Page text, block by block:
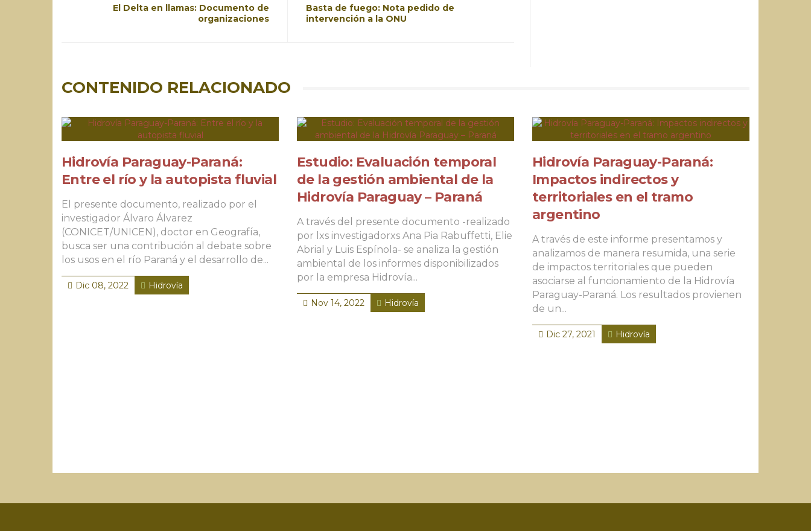
El Delta en llamas: Documento de
organizaciones
Basta de fuego: Nota pedido de
intervención a la ONU
CONTENIDO RELACIONADO
Hidrovía Paraguay-Paraná:
Entre el río y la autopista fluvial
El presente documento, realizado por el
investigador Álvaro Álvarez
(CONICET/UNICEN), doctor en Geografía,
busca ser una contribución al debate sobre
los usos en el río Paraná y el desarrollo de...
Dic 08, 2022 Hidrovía
Estudio: Evaluación temporal
de la gestión ambiental de la
Hidrovía Paraguay – Paraná
A través del presente documento -realizado
por lxs investigadorxs Ana Pia Rabuffetti, Elie
Abrial y Luis Espínola- se analiza la gestión
ambiental de los informes disponibilizados
por la empresa Hidrovía...
Nov 14, 2022 Hidrovía
Hidrovía Paraguay-Paraná:
Impactos indirectos y
territoriales en el tramo
argentino
A través de este informe presentamos y
analizamos de manera resumida, una serie
de impactos territoriales que pueden
asociarse al funcionamiento de la Hidrovía
Paraguay-Paraná. Los resultados provienen
de un...
Dic 27, 2021 Hidrovía